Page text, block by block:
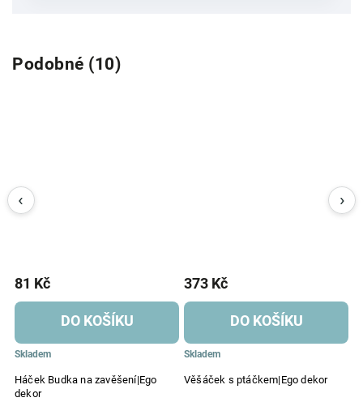
Podobné (10)
Háček Budka na zavěšení|Ego
dekor
Skladem
81 Kč
DO KOŠÍKU
Věšáček s ptáčkem|Ego dekor
Skladem
373 Kč
DO KOŠÍKU